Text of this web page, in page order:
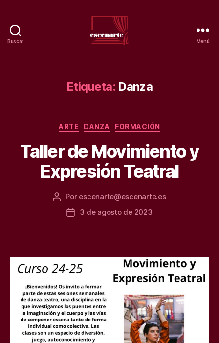
Buscar
de
artes.
Menú
Etiqueta: Danza
Categorías
ARTE DANZA FORMACIÓN
Taller de Movimiento y
Expresión Teatral
Autor
Por escenarte@escenarte.es
Fecha3 de agosto de 2023